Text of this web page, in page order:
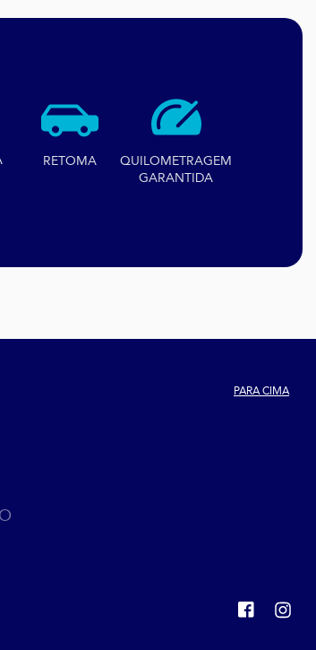
RETOMA
QUILOMETRAGEM
GARANTIDA
PARA CIMA